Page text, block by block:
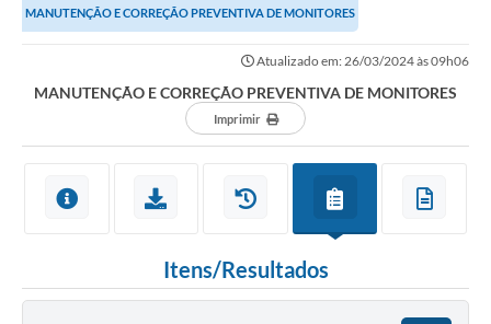
Ouvidoria
Minas Consciente
Carta de Serviços
MANUTENÇÃO E CORREÇÃO PREVENTIVA DE MONITORES
Atualizado em: 26/03/2024 às 09h06
MANUTENÇÃO E CORREÇÃO PREVENTIVA DE MONITORES
Imprimir
Itens/Resultados